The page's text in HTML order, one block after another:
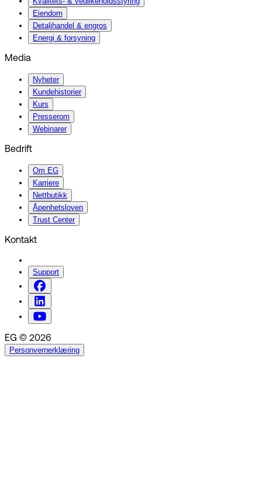
Eiendom
Detaljhandel & engros
Energi & forsyning
Media
Nyheter
Kundehistorier
Kurs
Presserom
Webinarer
Bedrift
Om EG
Karriere
Nettbutikk
Åpenhetsloven
Trust Center
Kontakt
Support
EG © 2026
Personvernerklæring